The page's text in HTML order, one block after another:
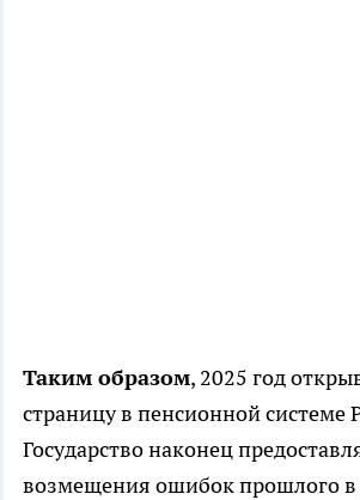
Таким образом, 2025 год
страницу в пенсионной системе
Государство наконец
возмещения ошибок прошлого в